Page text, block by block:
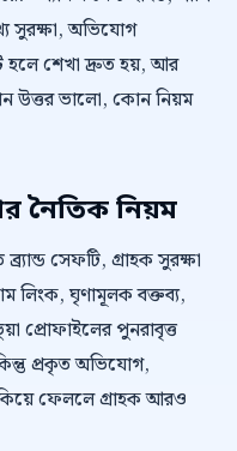
সুরক্ষা, অভিযোগ
হলে শেখা দ্রুত হয়, আর
উত্তর ভালো, কোন নিয়ম
নৈতিক নিয়ম
সেফটি, গ্রাহক সুরক্ষা
লিংক, ঘৃণামূলক বক্তব্য,
প্রোফাইলের পুনরাবৃত্ত
প্রকৃত অভিযোগ,
ফেললে গ্রাহক আরও